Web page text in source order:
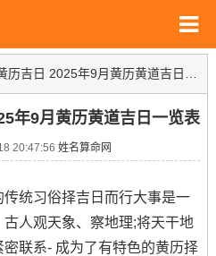
吉日 2025年9月黄历黄道吉日一览表
年9月黄历黄道吉日一览表
20:47:56 姓名算命网
统习俗择吉日而行大事是一
人观天象、察地理;将天干地
联系- 成为了有特色的黄历择